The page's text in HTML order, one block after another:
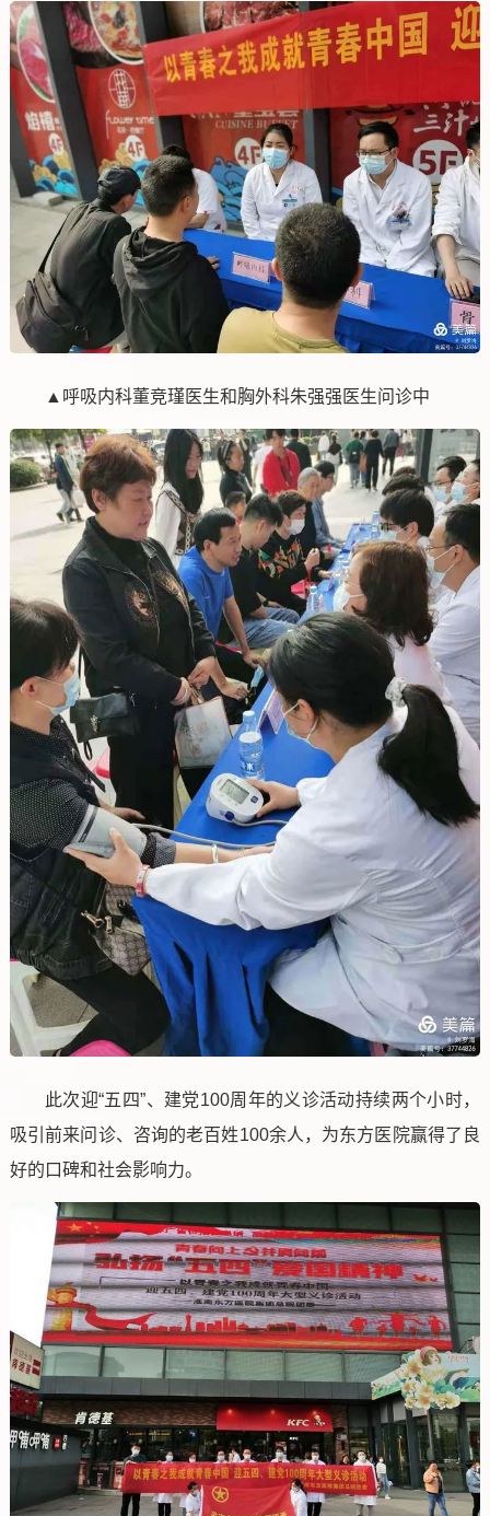
▲呼吸内科董竞瑾医生和胸外科朱强强医生问诊中
此次迎“五四”、建党100周年的义诊活动持续两个小时，
吸引前来问诊、咨询的老百姓100余人，为东方医院赢得了良
好的口碑和社会影响力。